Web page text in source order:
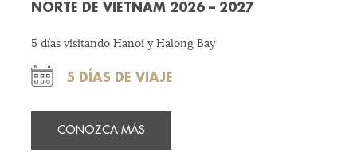
NORTE DE VIETNAM 2026 – 2027
5 días visitando Hanoi y Halong Bay
5 DÍAS DE VIAJE
CONOZCA MÁS